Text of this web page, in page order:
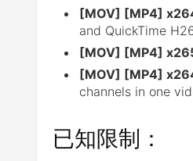
[MOV] [MP4]
and QuickTime
[MOV] [MP4]
[MOV] [MP4]
channels in one
已知限制：